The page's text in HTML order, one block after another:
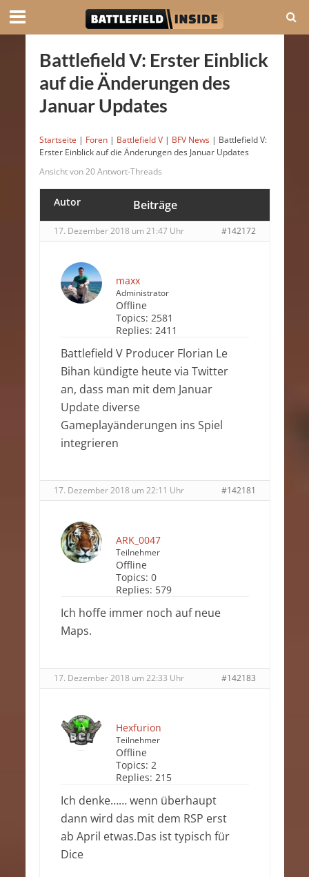
Battlefield V: Erster Einblick
auf die Änderungen des
Januar Updates
Startseite | Foren | Battlefield V | BFV News | Battlefield V:
Erster Einblick auf die Änderungen des Januar Updates
Ansicht von 20 Antwort-Threads
Autor Beiträge
17. Dezember 2018 um 21:47 Uhr #142172
maxx
Administrator
Offline
Topics: 2581
Replies: 2411
Battlefield V Producer Florian Le
Bihan kündigte heute via Twitter
an, dass man mit dem Januar
Update diverse
Gameplayänderungen ins Spiel
integrieren
17. Dezember 2018 um 22:11 Uhr #142181
ARK_0047
Teilnehmer
Offline
Topics: 0
Replies: 579
Ich hoffe immer noch auf neue
Maps.
17. Dezember 2018 um 22:33 Uhr #142183
Hexfurion
Teilnehmer
Offline
Topics: 2
Replies: 215
Ich denke…… wenn überhaupt
dann wird das mit dem RSP erst
ab April etwas.Das ist typisch für
Dice